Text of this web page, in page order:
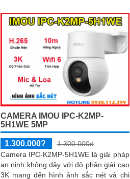
CAMERA IMOU IPC-K2MP-
5H1WE 5MP
1.300.000?
1.300.000d
Camera IPC-K2MP-5H1WE là giải pháp
an ninh không dây với độ phân giải cao
3K mang đến hình ảnh sắc nét và chi